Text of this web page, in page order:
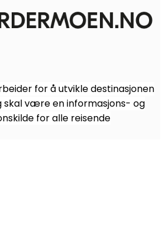
for å utvikle destinasjonen
skal være en informasjons- og
for alle reisende